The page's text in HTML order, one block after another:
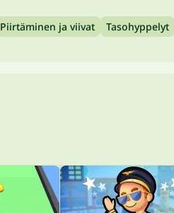
Piirtäminen ja viivat Tasohyppelyt